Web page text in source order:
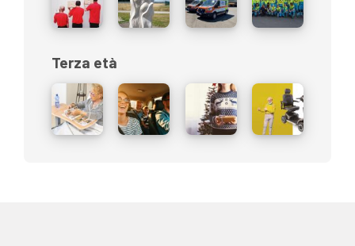
Terza età